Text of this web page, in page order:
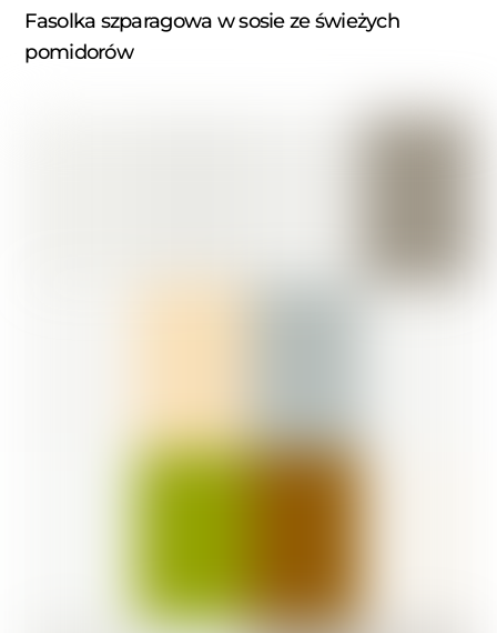
Fasolka szparagowa w sosie ze świeżych
pomidorów